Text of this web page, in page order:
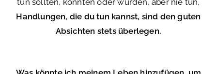
tun sollten, könnten oder würden, aber nie tun,
Handlungen, die du tun kannst, sind den guten
Absichten stets überlegen.